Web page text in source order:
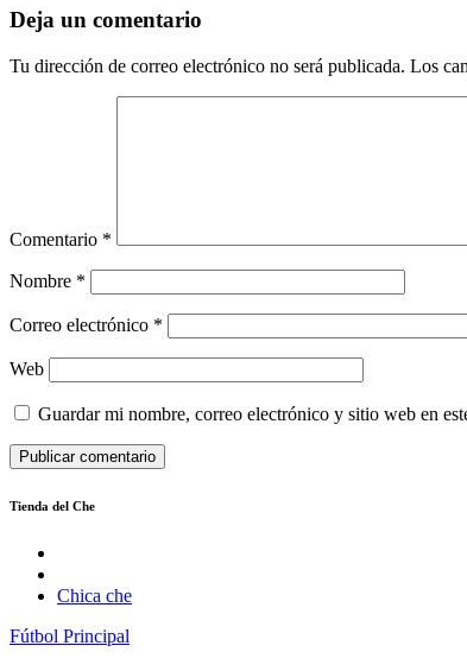
Deja un comentario
Tu dirección de correo electrónico no será publicada. Los
Comentario *
Nombre *
Correo electrónico *
Web
Guardar mi nombre, correo electrónico y sitio web en
Tienda del Che
Chica che
Fútbol Principal